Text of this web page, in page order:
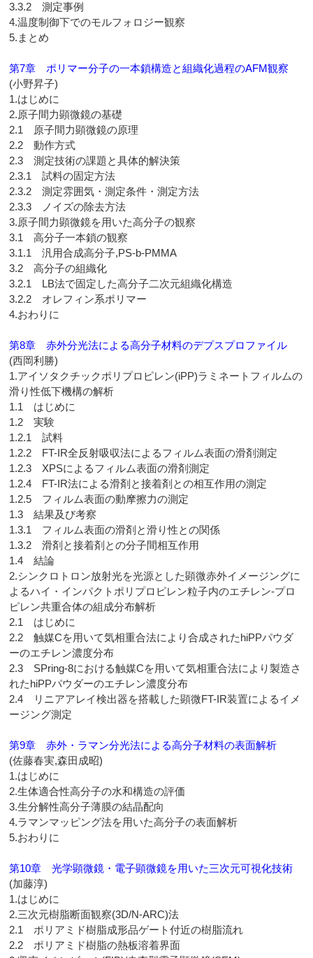
3.3.2 測定事例
4.温度制御下でのモルフォロジー観察
5.まとめ
第7章 ポリマー分子の一本鎖構造と組織化過程のAFM観察
(小野昇子)
1.はじめに
2.原子間力顕微鏡の基礎
2.1 原子間力顕微鏡の原理
2.2 動作方式
2.3 測定技術の課題と具体的解決策
2.3.1 試料の固定方法
2.3.2 測定雰囲気・測定条件・測定方法
2.3.3 ノイズの除去方法
3.原子間力顕微鏡を用いた高分子の観察
3.1 高分子一本鎖の観察
3.1.1 汎用合成高分子,PS-b-PMMA
3.2 高分子の組織化
3.2.1 LB法で固定した高分子二次元組織化構造
3.2.2 オレフィン系ポリマー
4.おわりに
第8章 赤外分光法による高分子材料のデプスプロファイル
(西岡利勝)
1.アイソタクチックポリプロピレン(iPP)ラミネートフィルムの
滑り性低下機構の解析
1.1 はじめに
1.2 実験
1.2.1 試料
1.2.2 FT-IR全反射吸収法によるフィルム表面の滑剤測定
1.2.3 XPSによるフィルム表面の滑剤測定
1.2.4 FT-IR法による滑剤と接着剤との相互作用の測定
1.2.5 フィルム表面の動摩擦力の測定
1.3 結果及び考察
1.3.1 フィルム表面の滑剤と滑り性との関係
1.3.2 滑剤と接着剤との分子間相互作用
1.4 結論
2.シンクロトロン放射光を光源とした顕微赤外イメージングに
よるハイ・インパクトポリプロピレン粒子内のエチレン-プロ
ピレン共重合体の組成分布解析
2.1 はじめに
2.2 触媒Cを用いて気相重合法により合成されたhiPPパウダ
ーのエチレン濃度分布
2.3 SPring-8における触媒Cを用いて気相重合法により製造さ
れたhiPPパウダーのエチレン濃度分布
2.4 リニアアレイ検出器を搭載した顕微FT-IR装置によるイメ
ージング測定
第9章 赤外・ラマン分光法による高分子材料の表面解析
(佐藤春実,森田成昭)
1.はじめに
2.生体適合性高分子の水和構造の評価
3.生分解性高分子薄膜の結晶配向
4.ラマンマッピング法を用いた高分子の表面解析
5.おわりに
第10章 光学顕微鏡・電子顕微鏡を用いた三次元可視化技術
(加藤淳)
1.はじめに
2.三次元樹脂断面観察(3D/N-ARC)法
2.1 ポリアミド樹脂成形品ゲート付近の樹脂流れ
2.2 ポリアミド樹脂の熱板溶着界面